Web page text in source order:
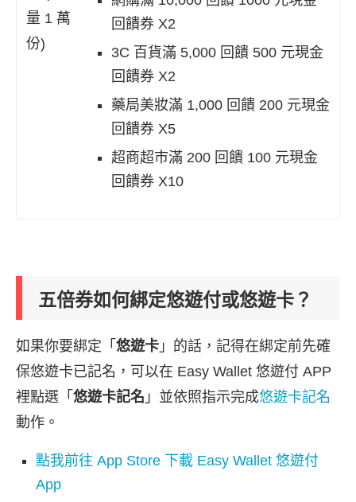
量 1 萬
份)
回饋券 X2
3C 百貨滿 5,000 回饋 500 元現金
回饋券 X2
藥局美妝滿 1,000 回饋 200 元現金
回饋券 X5
超商超市滿 200 回饋 100 元現金
回饋券 X10
五倍券如何綁定悠遊付或悠遊卡？
如果你要綁定「 悠遊卡 」的話，記得在綁定前先確
保悠遊卡已記名，可以在 Easy Wallet 悠遊付 APP
裡點選「 悠遊卡記名 」並依照指示完成悠遊卡記名
動作。
點我前往 App Store 下載 Easy Wallet 悠遊付
App